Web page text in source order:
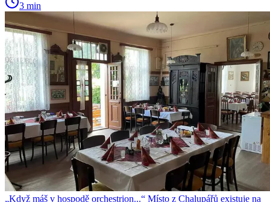
3 min
„Když máš v hospodě orchestrion...“ Místo z Chalupářů existuje na